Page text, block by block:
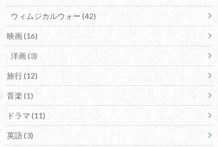
ウィムジカルウォー (42)
映画(16)
洋画(3)
旅行(12)
音楽 (1)
ドラマ (11)
英語(3)